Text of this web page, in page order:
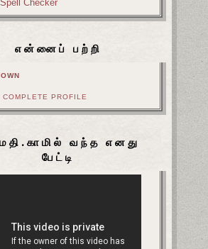
என்னைப் பற்றி
COMPLETE PROFILE
வந்த எனது
பேட்டி